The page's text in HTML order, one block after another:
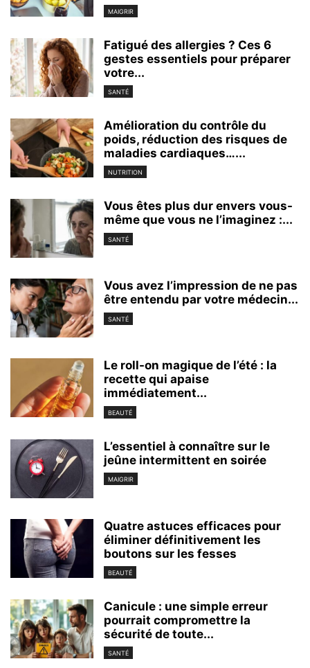
MAIGRIR
Fatigué des allergies ? Ces 6
gestes essentiels pour préparer
votre...
SANTÉ
Amélioration du contrôle du
poids, réduction des risques de
maladies cardiaques…...
NUTRITION
Vous êtes plus dur envers vous-
même que vous ne l’imaginez :...
SANTÉ
Vous avez l’impression de ne pas
être entendu par votre médecin...
SANTÉ
Le roll-on magique de l’été : la
recette qui apaise
immédiatement...
BEAUTÉ
L’essentiel à connaître sur le
jeûne intermittent en soirée
MAIGRIR
Quatre astuces efficaces pour
éliminer définitivement les
boutons sur les fesses
BEAUTÉ
Canicule : une simple erreur
pourrait compromettre la
sécurité de toute...
SANTÉ